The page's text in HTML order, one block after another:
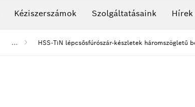
Kéziszerszámok Szolgáltatásaink Hírek
... HSS-TiN lépcsősfúrószár-készletek háromszögletű